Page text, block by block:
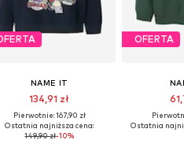
NAME IT
134,91 zł
Pierwotnie: 167,90 zł
Ostatnia najniższa cena:
149,90 zł-10%
OFERTA
Ostatnia